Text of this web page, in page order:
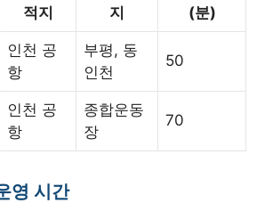
적지
지
(분)
인천 공
항
부평, 동
인천
50
인천 공
항
종합운동
장
70
영 시간